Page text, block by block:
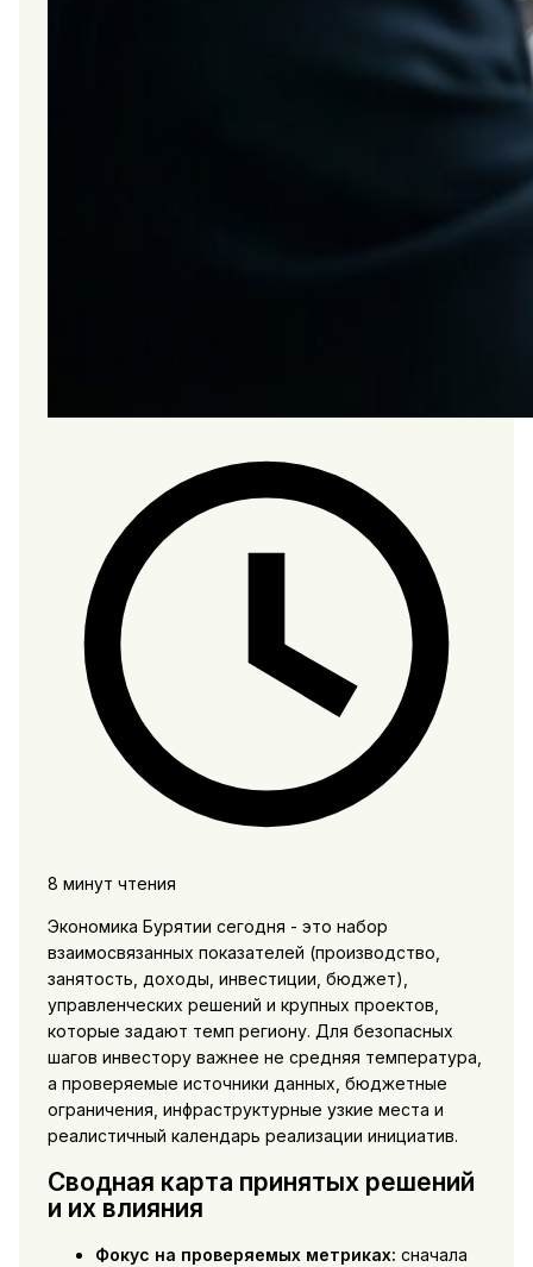
8 минут чтения
Экономика Бурятии сегодня - это набор
взаимосвязанных показателей (производство,
занятость, доходы, инвестиции, бюджет),
управленческих решений и крупных проектов,
которые задают темп региону. Для безопасных
шагов инвестору важнее не средняя температура,
а проверяемые источники данных, бюджетные
ограничения, инфраструктурные узкие места и
реалистичный календарь реализации инициатив.
Сводная карта принятых решений
и их влияния
Фокус на проверяемых метриках: сначала